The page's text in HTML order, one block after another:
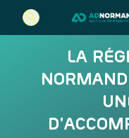
REJOIGNEZ-
Votre projet
Choisir la
QUI SOMMES-
L’agence et
L’AD
EN CE MOMENT
Agenda
LA